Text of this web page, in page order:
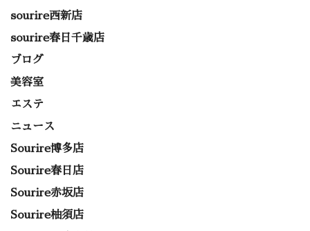
sourire西新店
sourire春日千歳店
ブログ
美容室
エステ
ニュース
Sourire博多店
Sourire春日店
Sourire赤坂店
Sourire柚須店